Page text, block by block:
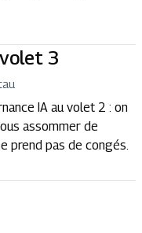
3
IA au volet 2 : on
assommer de
prend pas de congés.